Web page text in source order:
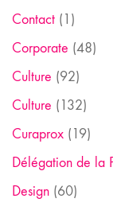
Contact (1)
Corporate (48)
Culture (92)
Culture (132)
Curaprox (19)
Délégation de la
Design (60)